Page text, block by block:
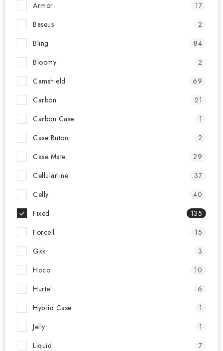
Armor
17
Baseus
2
Bling
84
Bloomy
2
Camshield
69
Carbon
21
Carbon Case
1
Case Buton
2
Case Mate
29
Cellularline
37
Celly
40
Fixed
135
Forcell
15
Gkk
3
Hoco
10
Hurtel
6
Hybrid Case
1
Jelly
1
Liquid
7